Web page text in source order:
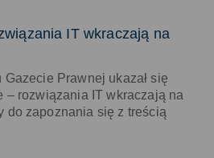
IT wkraczają na
Prawnej ukazał się
– rozwiązania IT wkraczają na
do zapoznania się z treścią